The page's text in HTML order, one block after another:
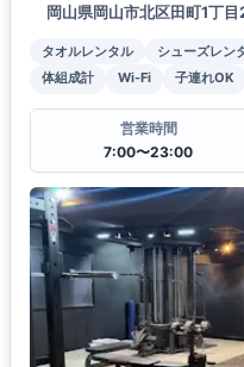
岡山県岡山市北区田町1丁
タオルレンタル シューズレン
体組成計
Wi-Fi 子連れOK
営業時間
7:00〜23:00